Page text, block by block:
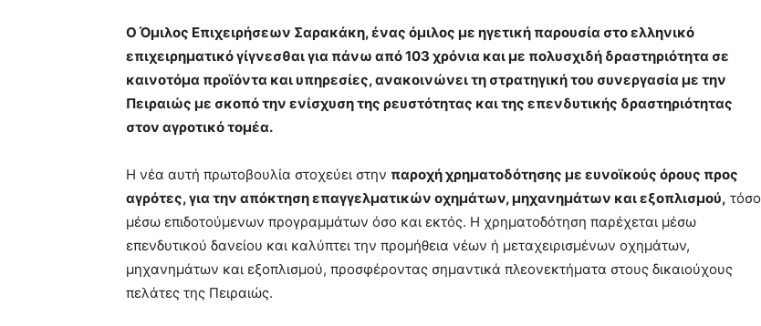
Ο Όμιλος Επιχειρήσεων Σαρακάκη, ένας όμιλος με ηγετική παρουσία στο ελληνικό
επιχειρηματικό γίγνεσθαι για πάνω από 103 χρόνια και με πολυσχιδή δραστηριότητα σε
καινοτόμα προϊόντα και υπηρεσίες, ανακοινώνει τη στρατηγική του συνεργασία με την
Πειραιώς με σκοπό την ενίσχυση της ρευστότητας και της επενδυτικής δραστηριότητας
στον αγροτικό τομέα.
Η νέα αυτή πρωτοβουλία στοχεύει στην παροχή χρηματοδότησης με ευνοϊκούς όρους προς
αγρότες, για την απόκτηση επαγγελματικών οχημάτων, μηχανημάτων και εξοπλισμού, τόσο
μέσω επιδοτούμενων προγραμμάτων όσο και εκτός. Η χρηματοδότηση παρέχεται μέσω
επενδυτικού δανείου και καλύπτει την προμήθεια νέων ή μεταχειρισμένων οχημάτων,
μηχανημάτων και εξοπλισμού, προσφέροντας σημαντικά πλεονεκτήματα στους δικαιούχους
πελάτες της Πειραιώς.